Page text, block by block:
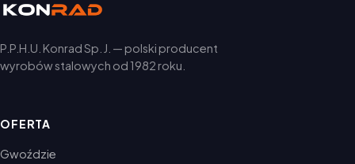
P.P.H.U. Konrad Sp. J. — polski producent
wyrobów stalowych od 1982 roku.
OFERTA
Gwoździe